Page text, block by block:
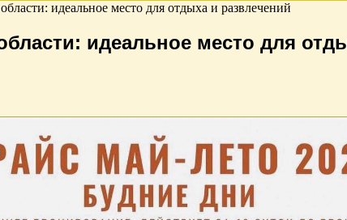
идеальное место для отдыха и развлечений
идеальное место для